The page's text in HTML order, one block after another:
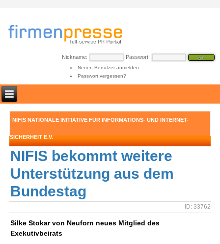
Nickname: Passwort:
Neuen Benutzer anmelden
Passwort vergessen?
NIFIS NATIONALE INITIATIVE FÜR INFORMATIONS- UND INTERNET-
SICHERHEIT E.V.
NIFIS bekommt weitere
Unterstützung aus dem
Bundestag
ID: 33762
Silke Stokar von Neuforn neues Mitglied des
Exekutivbeirats